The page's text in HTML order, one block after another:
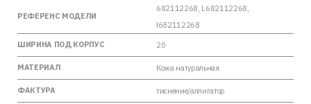
РЕФЕРЕНС МОДЕЛИ
682112268, L682112268,
l682112268
ШИРИНА ПОД КОРПУС
20
МАТЕРИАЛ Кожа натуральная
ФАКТУРА тиснение/аллигатор